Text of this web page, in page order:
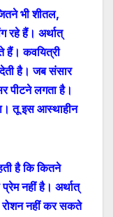
भी शीतल,
रहे हैं। अर्थात्
हैं। कवयित्री
देती है। जब संसार
पीटने लगता है।
तू इस आस्थाहीन
है कि कितने
नहीं है। अर्थात्
नहीं कर सकते